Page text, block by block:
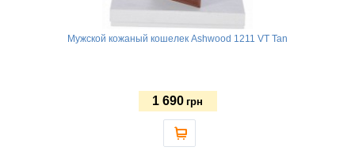
Мужской кожаный кошелек Ashwood 1211 VT Tan
1 690 грн